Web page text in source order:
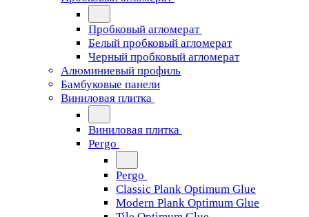
Пробковый агломерат
Белый пробковый агломерат
Черный пробковый агломерат
Алюминиевый профиль
Бамбуковые панели
Виниловая плитка
Виниловая плитка
Pergo
Pergo
Classic Plank Optimum Glue
Modern Plank Optimum Glue